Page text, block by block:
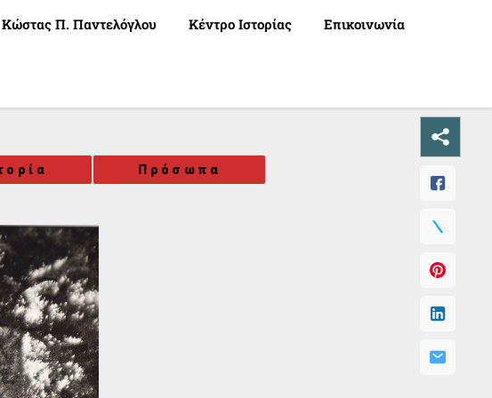
Κώστας Π. Παντελόγλου Κέντρο Ιστορίας Επικοινωνία
Πρόσωπα